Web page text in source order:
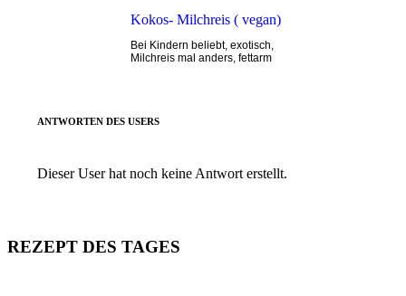
Kokos- Milchreis ( vegan)
Bei Kindern beliebt, exotisch,
Milchreis mal anders, fettarm
ANTWORTEN DES USERS
Dieser User hat noch keine Antwort erstellt.
REZEPT DES TAGES